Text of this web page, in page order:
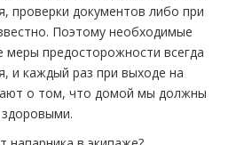
проверки документов либо при
Поэтому необходимые
меры предосторожности всегда
и каждый раз при выходе на
о том, что домой мы должны